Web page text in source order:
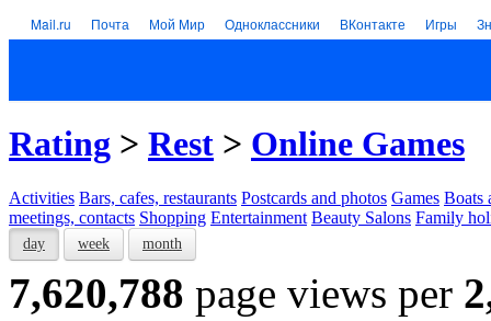
Mail.ru Почта Мой Мир Одноклассники ВКонтакте Игры
Rating > Rest > Online Games
Activities Bars, cafes, restaurants Postcards and photos Games Boats
meetings, contacts Shopping Entertainment Beauty Salons Family
day week month
7,620,788 page views per